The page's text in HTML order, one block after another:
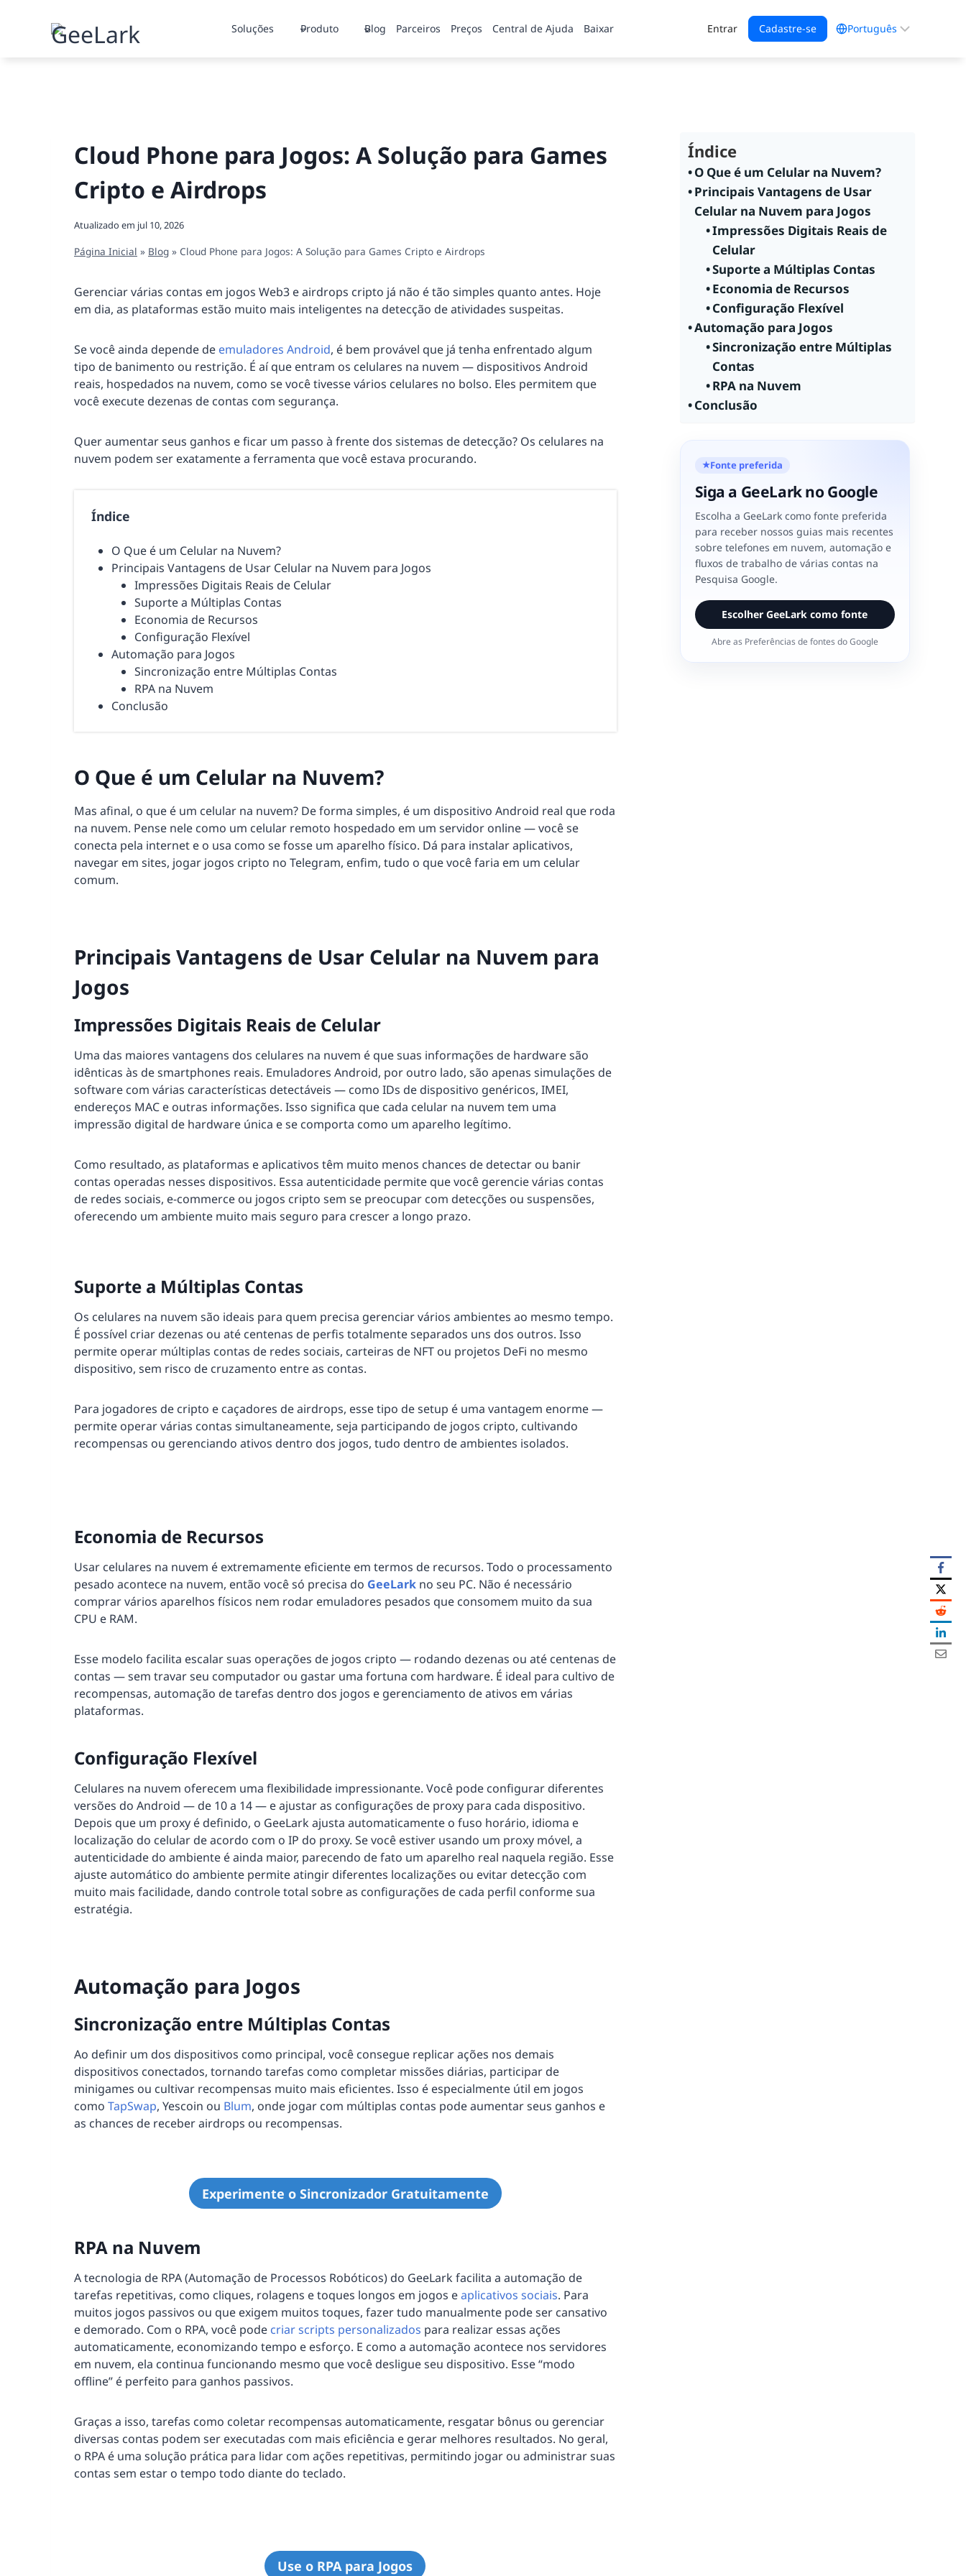
Soluções Produto Blog Parceiros Preços Central de Ajuda Baixar Entrar Cadastre-se Escolha
um
Cloud Phone para Jogos: A Solução para Games
Cripto e Airdrops
Atualizado em jul 10, 2026
Página Inicial » Blog » Cloud Phone para Jogos: A Solução para Games Cripto e Airdrops
Gerenciar várias contas em jogos Web3 e airdrops cripto já não é tão simples quanto antes. Hoje
em dia, as plataformas estão muito mais inteligentes na detecção de atividades suspeitas.
Se você ainda depende de emuladores Android, é bem provável que já tenha enfrentado algum
tipo de banimento ou restrição. É aí que entram os celulares na nuvem — dispositivos Android
reais, hospedados na nuvem, como se você tivesse vários celulares no bolso. Eles permitem que
você execute dezenas de contas com segurança.
Quer aumentar seus ganhos e ficar um passo à frente dos sistemas de detecção? Os celulares na
nuvem podem ser exatamente a ferramenta que você estava procurando.
Índice
O Que é um Celular na Nuvem?
Principais Vantagens de Usar Celular na Nuvem para Jogos
Impressões Digitais Reais de Celular
Suporte a Múltiplas Contas
Economia de Recursos
Configuração Flexível
Automação para Jogos
Sincronização entre Múltiplas Contas
RPA na Nuvem
Conclusão
O Que é um Celular na Nuvem?
Mas afinal, o que é um celular na nuvem? De forma simples, é um dispositivo Android real que roda
na nuvem. Pense nele como um celular remoto hospedado em um servidor online — você se
conecta pela internet e o usa como se fosse um aparelho físico. Dá para instalar aplicativos,
navegar em sites, jogar jogos cripto no Telegram, enfim, tudo o que você faria em um celular
comum.
Principais Vantagens de Usar Celular na Nuvem para
Jogos
Impressões Digitais Reais de Celular
Uma das maiores vantagens dos celulares na nuvem é que suas informações de hardware são
idênticas às de smartphones reais. Emuladores Android, por outro lado, são apenas simulações de
software com várias características detectáveis — como IDs de dispositivo genéricos, IMEI,
endereços MAC e outras informações. Isso significa que cada celular na nuvem tem uma
impressão digital de hardware única e se comporta como um aparelho legítimo.
Como resultado, as plataformas e aplicativos têm muito menos chances de detectar ou banir
contas operadas nesses dispositivos. Essa autenticidade permite que você gerencie várias contas
de redes sociais, e-commerce ou jogos cripto sem se preocupar com detecções ou suspensões,
oferecendo um ambiente muito mais seguro para crescer a longo prazo.
Suporte a Múltiplas Contas
Os celulares na nuvem são ideais para quem precisa gerenciar vários ambientes ao mesmo tempo.
É possível criar dezenas ou até centenas de perfis totalmente separados uns dos outros. Isso
permite operar múltiplas contas de redes sociais, carteiras de NFT ou projetos DeFi no mesmo
dispositivo, sem risco de cruzamento entre as contas.
Para jogadores de cripto e caçadores de airdrops, esse tipo de setup é uma vantagem enorme —
permite operar várias contas simultaneamente, seja participando de jogos cripto, cultivando
recompensas ou gerenciando ativos dentro dos jogos, tudo dentro de ambientes isolados.
Economia de Recursos
Usar celulares na nuvem é extremamente eficiente em termos de recursos. Todo o processamento
pesado acontece na nuvem, então você só precisa do GeeLark no seu PC. Não é necessário
comprar vários aparelhos físicos nem rodar emuladores pesados que consomem muito da sua
CPU e RAM.
Esse modelo facilita escalar suas operações de jogos cripto — rodando dezenas ou até centenas de
contas — sem travar seu computador ou gastar uma fortuna com hardware. É ideal para cultivo de
recompensas, automação de tarefas dentro dos jogos e gerenciamento de ativos em várias
plataformas.
Configuração Flexível
Celulares na nuvem oferecem uma flexibilidade impressionante. Você pode configurar diferentes
versões do Android — de 10 a 14 — e ajustar as configurações de proxy para cada dispositivo.
Depois que um proxy é definido, o GeeLark ajusta automaticamente o fuso horário, idioma e
localização do celular de acordo com o IP do proxy. Se você estiver usando um proxy móvel, a
autenticidade do ambiente é ainda maior, parecendo de fato um aparelho real naquela região. Esse
ajuste automático do ambiente permite atingir diferentes localizações ou evitar detecção com
muito mais facilidade, dando controle total sobre as configurações de cada perfil conforme sua
estratégia.
Automação para Jogos
Sincronização entre Múltiplas Contas
Ao definir um dos dispositivos como principal, você consegue replicar ações nos demais
dispositivos conectados, tornando tarefas como completar missões diárias, participar de
minigames ou cultivar recompensas muito mais eficientes. Isso é especialmente útil em jogos
como TapSwap, Yescoin ou Blum, onde jogar com múltiplas contas pode aumentar seus ganhos e
as chances de receber airdrops ou recompensas.
Experimente o Sincronizador Gratuitamente
RPA na Nuvem
A tecnologia de RPA (Automação de Processos Robóticos) do GeeLark facilita a automação de
tarefas repetitivas, como cliques, rolagens e toques longos em jogos eaplicativos sociais. Para
muitos jogos passivos ou que exigem muitos toques, fazer tudo manualmente pode ser cansativo
e demorado. Com o RPA, você pode criar scripts personalizados para realizar essas ações
automaticamente, economizando tempo e esforço. E como a automação acontece nos servidores
em nuvem, ela continua funcionando mesmo que você desligue seu dispositivo. Esse “modo
offline” é perfeito para ganhos passivos.
Graças a isso, tarefas como coletar recompensas automaticamente, resgatar bônus ou gerenciar
diversas contas podem ser executadas com mais eficiência e gerar melhores resultados. No geral,
o RPA é uma solução prática para lidar com ações repetitivas, permitindo jogar ou administrar suas
contas sem estar o tempo todo diante do teclado.
Use o RPA para Jogos
Índice
O Que é um Celular na Nuvem?
Principais Vantagens de Usar
Celular na Nuvem para Jogos
Impressões Digitais Reais de
Celular
Suporte a Múltiplas Contas
Economia de Recursos
Configuração Flexível
Automação para Jogos
Sincronização entre Múltiplas
Contas
RPA na Nuvem
Conclusão
★Fonte preferida
Siga a GeeLark no Google
Escolha a GeeLark como fonte preferida
para receber nossos guias mais recentes
sobre telefones em nuvem, automação e
fluxos de trabalho de várias contas na
Pesquisa Google.
Escolher GeeLark como fonte
Abre as Preferências de fontes do Google